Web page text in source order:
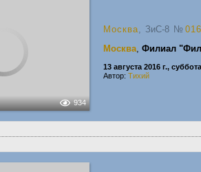
934
Москва, ЗиС-8 № 016
Москва, Филиал
13 августа 2016 г., суббота
Автор: Тихий